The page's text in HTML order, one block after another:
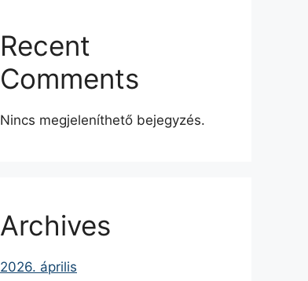
Recent
Comments
Nincs megjeleníthető bejegyzés.
Archives
2026. április